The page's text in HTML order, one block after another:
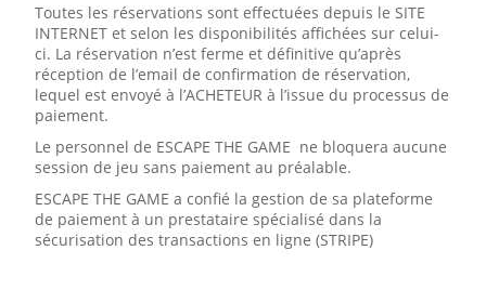
Toutes les réservations sont effectuées depuis le SITE
INTERNET et selon les disponibilités affichées sur celui-
ci. La réservation n’est ferme et définitive qu’après
réception de l’email de confirmation de réservation,
lequel est envoyé à l’ACHETEUR à l’issue du processus de
paiement.
Le personnel de ESCAPE THE GAME ne bloquera aucune
session de jeu sans paiement au préalable.
ESCAPE THE GAME a confié la gestion de sa plateforme
de paiement à un prestataire spécialisé dans la
sécurisation des transactions en ligne (STRIPE)